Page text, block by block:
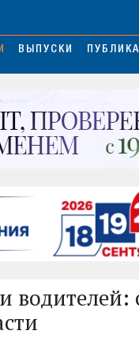
ВЫПУСКИ
водителей: